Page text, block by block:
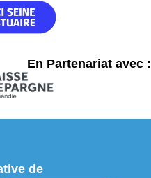
En Partenariat avec :
de